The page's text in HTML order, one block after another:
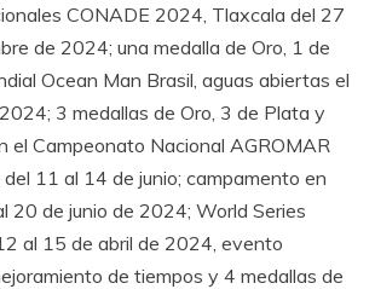
CONADE 2024, Tlaxcala del 27
de 2024; una medalla de Oro, 1 de
Ocean Man Brasil, aguas abiertas el
3 medallas de Oro, 3 de Plata y
el Campeonato Nacional AGROMAR
11 al 14 de junio; campamento en
20 de junio de 2024; World Series
al 15 de abril de 2024, evento
de tiempos y 4 medallas de